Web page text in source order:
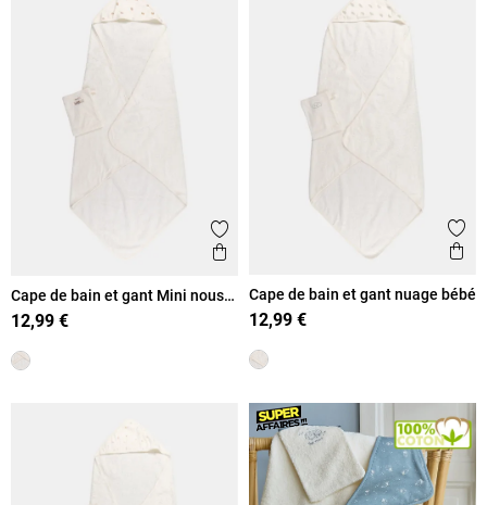
Ajouter aux favoris
Aperçu rapide
Cape de bain et gant Mini nous
bébé
12,99 €
Cape de bain et gant nuage bébé
12,99 €